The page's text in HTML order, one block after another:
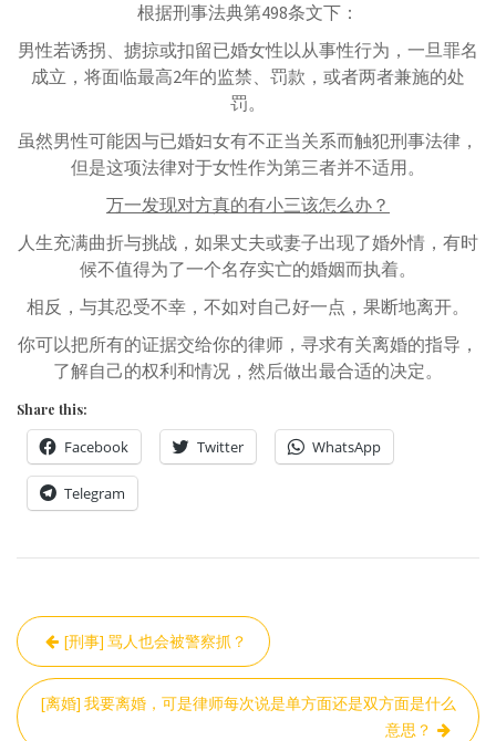
根据刑事法典第498条文下：
男性若诱拐、掳掠或扣留已婚女性以从事性行为，一旦罪名
成立，将面临最高2年的监禁、罚款，或者两者兼施的处
罚。
虽然男性可能因与已婚妇女有不正当关系而触犯刑事法律，
但是这项法律对于女性作为第三者并不适用。
万一发现对方真的有小三该怎么办？
人生充满曲折与挑战，如果丈夫或妻子出现了婚外情，有时
候不值得为了一个名存实亡的婚姻而执着。
相反，与其忍受不幸，不如对自己好一点，果断地离开。
你可以把所有的证据交给你的律师，寻求有关离婚的指导，
了解自己的权利和情况，然后做出最合适的决定。
Share this:
Facebook Twitter WhatsApp
Telegram
Post
navigation
[刑事] 骂人也会被警察抓？
[离婚] 我要离婚，可是律师每次说是单方面还是双方面是什么
意思？